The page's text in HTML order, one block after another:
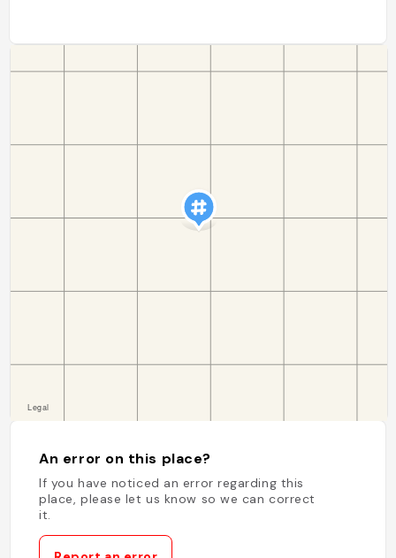
An error on this place?
If you have noticed an error regarding this
place, please let us know so we can correct
it.